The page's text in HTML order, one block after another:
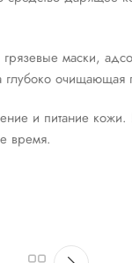
маски,
глубоко
и питание кожи.
время.